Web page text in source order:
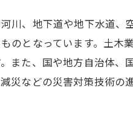
川、地下道や地下水道、
のとなっています。土木
また、国や地方自治体、
災などの災害対策技術の